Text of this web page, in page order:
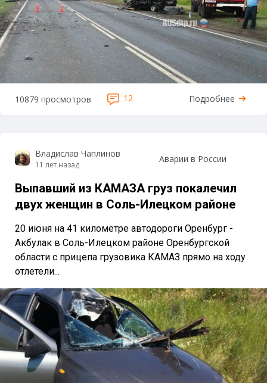
10879 просмотров 12 Подробнее
Владислав Чаплинов
11 лет назад Аварии в России
Выпавший из КАМАЗА груз покалечил
двух женщин в Соль-Илецком районе
20 июня на 41 километре автодороги Оренбург -
Акбулак в Соль-Илецком районе Оренбургской
области с прицепа грузовика КАМАЗ прямо на ходу
отлетели...